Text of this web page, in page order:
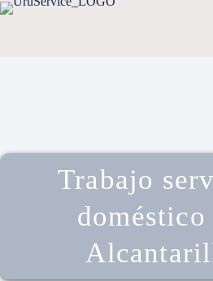
Trabajo
doméstico